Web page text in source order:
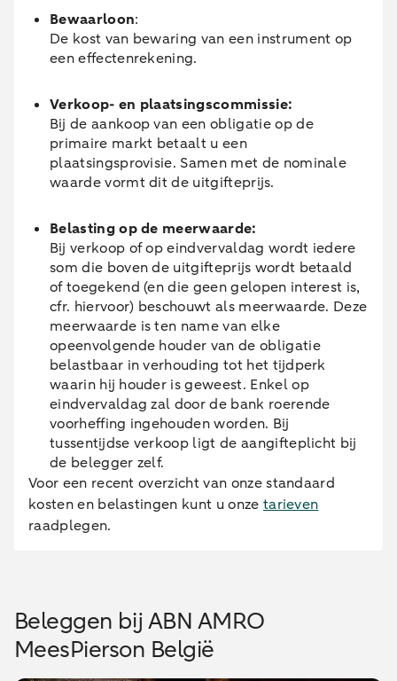
Bewaarloon:
De kost van bewaring van een instrument op
een effectenrekening.
Verkoop- en plaatsingscommissie:
Bij de aankoop van een obligatie op de
primaire markt betaalt u een
plaatsingsprovisie. Samen met de nominale
waarde vormt dit de uitgifteprijs.
Belasting op de meerwaarde:
Bij verkoop of op eindvervaldag wordt iedere
som die boven de uitgifteprijs wordt betaald
of toegekend (en die geen gelopen interest is,
cfr. hiervoor) beschouwt als meerwaarde. Deze
meerwaarde is ten name van elke
opeenvolgende houder van de obligatie
belastbaar in verhouding tot het tijdperk
waarin hij houder is geweest. Enkel op
eindvervaldag zal door de bank roerende
voorheffing ingehouden worden. Bij
tussentijdse verkoop ligt de aangifteplicht bij
de belegger zelf.
Voor een recent overzicht van onze standaard
kosten en belastingen kunt u onze tarieven
raadplegen.
Beleggen bij ABN AMRO
MeesPierson België